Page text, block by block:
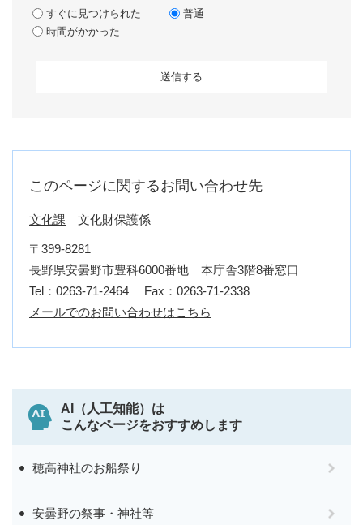
すぐに見つけられた
普通
時間がかかった
このページに関するお問い合わせ先
文化課 文化財保護係
〒399-8281
長野県安曇野市豊科6000番地 本庁舎3階8番窓口
Tel：0263-71-2464
Fax：0263-71-2338
メールでのお問い合わせはこちら
AI（人工知能）は
こんなページをおすすめします
穂高神社のお船祭り
安曇野の祭事・神社等